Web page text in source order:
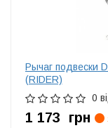
Рычаг подвески
(RIDER)
0
1 173 грн